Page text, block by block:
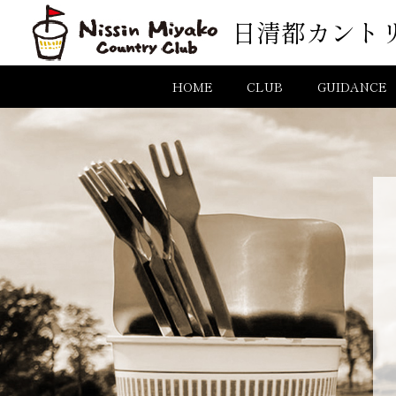
コンテンツへスキップ
メインナビゲーション
日清都カント
HOME CLUB GUIDANCE